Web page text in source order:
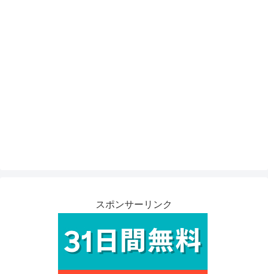
スポンサーリンク